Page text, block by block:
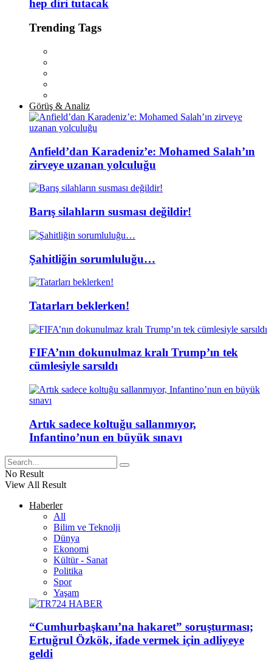
hep diri tutacak
Trending Tags
Görüş & Analiz
Anfield’dan Karadeniz’e: Mohamed Salah’ın
zirveye uzanan yolculuğu
Barış silahların susması değildir!
Şahitliğin sorumluluğu…
Tatarları beklerken!
FIFA’nın dokunulmaz kralı Trump’ın tek
cümlesiyle sarsıldı
Artık sadece koltuğu sallanmıyor,
Infantino’nun en büyük sınavı
No Result
View All Result
Haberler
All
Bilim ve Teknolji
Dünya
Ekonomi
Kültür - Sanat
Politika
Spor
Yaşam
“Cumhurbaşkanı’na hakaret” soruşturması;
Ertuğrul Özkök, ifade vermek için adliyeye
geldi